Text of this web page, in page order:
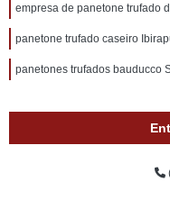
empresa de panetone trufado
panetone trufado caseiro
panetones trufados bauducco